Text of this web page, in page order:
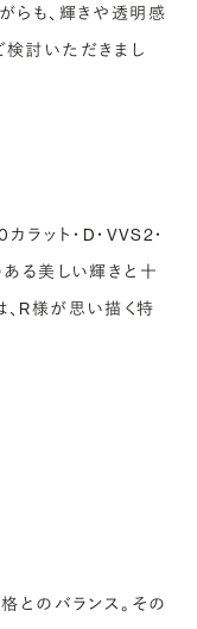
らも、輝きや透明感
討いただきまし
ット・D・VVS2・
る美しい輝きと十
R様が思い描く特
とのバランス。その